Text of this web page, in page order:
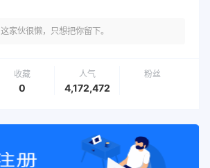
这家伙很懒，只想把你留下。
收藏
0
人气
4,172,472
粉丝